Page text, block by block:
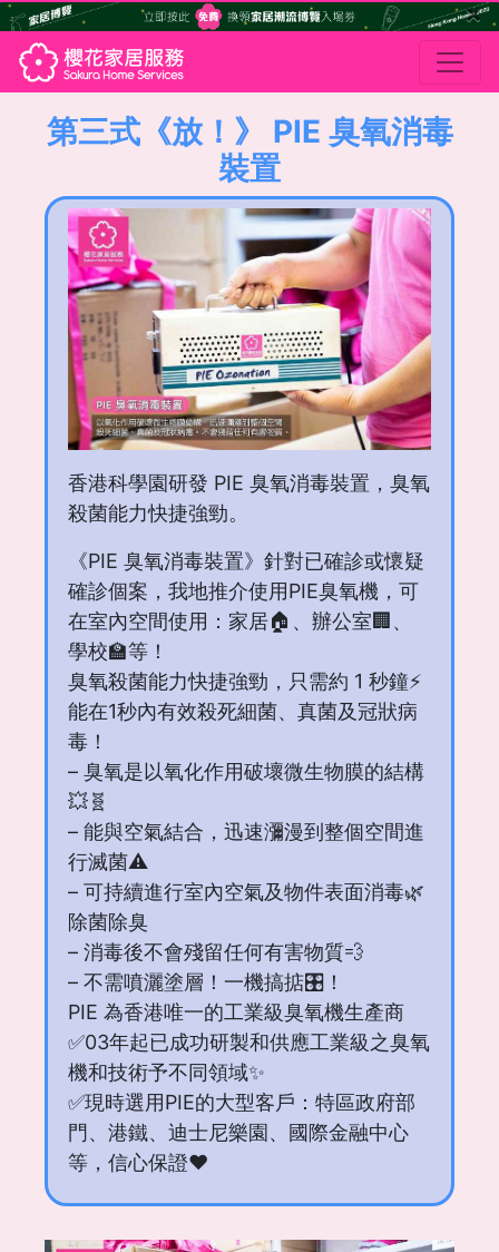
×
第三式《放！》 PIE 臭氧消毒
裝置
香港科學園研發 PIE 臭氧消毒裝置，臭氧
殺菌能力快捷強勁。
《PIE 臭氧消毒裝置》針對已確診或懷疑
確診個案，我地推介使用PIE臭氧機，可
在室內空間使用：家居🏠、辦公室🏢、
學校🏫等！
臭氧殺菌能力快捷強勁，只需約 1 秒鐘⚡
能在1秒內有效殺死細菌、真菌及冠狀病
毒！
– 臭氧是以氧化作用破壞微生物膜的結構
💥🧬
– 能與空氣結合，迅速瀰漫到整個空間進
行滅菌⚠️
– 可持續進行室內空氣及物件表面消毒🌿
除菌除臭
– 消毒後不會殘留任何有害物質💨
– 不需噴灑塗層！一機搞掂🎛！
PIE 為香港唯一的工業級臭氧機生產商
✅03年起已成功研製和供應工業級之臭氧
機和技術予不同領域✨
✅現時選用PIE的大型客戶：特區政府部
門、港鐵、迪士尼樂園、國際金融中心
等，信心保證❤